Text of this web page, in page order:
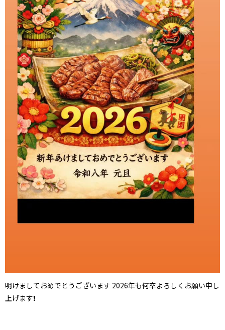
明けましておめでとうございます 2026年も何卒よろしくお願い申し
上げます❗